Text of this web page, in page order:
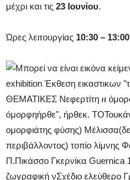
μέχρι και τις 23 Ιουνίου.
Ώρες λειτουργίας 10:30 – 13:00